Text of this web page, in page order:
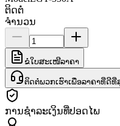
ຕິດຕໍ່
ຈຳນວນ
ຂໍໃບສະເໜີລາຄາ
ຕິດຕໍ່ພວກເຮົາເພື່ອລາຄາທີ່ດີທີ່
ການຊຳລະເງິນທີ່ປອດໄພ